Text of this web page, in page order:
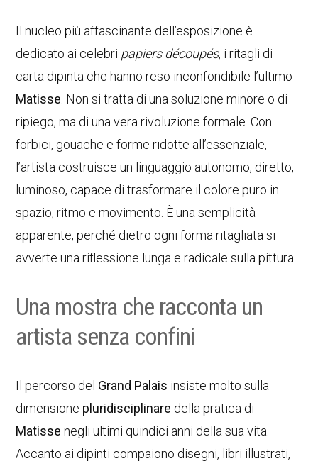
Il nucleo più affascinante dell’esposizione è
dedicato ai celebri papiers découpés, i ritagli di
carta dipinta che hanno reso inconfondibile l’ultimo
Matisse . Non si tratta di una soluzione minore o di
ripiego, ma di una vera rivoluzione formale. Con
forbici, gouache e forme ridotte all’essenziale,
l’artista costruisce un linguaggio autonomo, diretto,
luminoso, capace di trasformare il colore puro in
spazio, ritmo e movimento. È una semplicità
apparente, perché dietro ogni forma ritagliata si
avverte una riflessione lunga e radicale sulla pittura.
Una mostra che racconta un
artista senza confini
Il percorso del Grand Palais insiste molto sulla
dimensione pluridisciplinare della pratica di
Matisse negli ultimi quindici anni della sua vita.
Accanto ai dipinti compaiono disegni, libri illustrati,